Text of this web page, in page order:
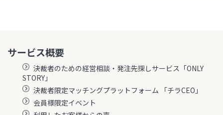
サービス概要
決裁者のための経営相談・発注先探しサービス「ONLY
STORY」
決裁者限定マッチングプラットフォーム 「チラCEO」
会員様限定イベント